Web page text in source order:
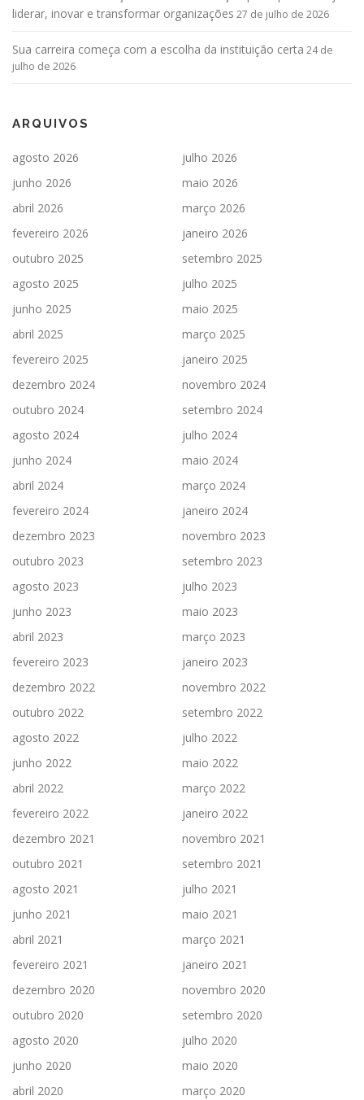
liderar, inovar e transformar organizações 27 de julho de 2026
Sua carreira começa com a escolha da instituição certa 24 de
julho de 2026
ARQUIVOS
agosto 2026
julho 2026
junho 2026
maio 2026
abril 2026
março 2026
fevereiro 2026
janeiro 2026
outubro 2025
setembro 2025
agosto 2025
julho 2025
junho 2025
maio 2025
abril 2025
março 2025
fevereiro 2025
janeiro 2025
dezembro 2024
novembro 2024
outubro 2024
setembro 2024
agosto 2024
julho 2024
junho 2024
maio 2024
abril 2024
março 2024
fevereiro 2024
janeiro 2024
dezembro 2023
novembro 2023
outubro 2023
setembro 2023
agosto 2023
julho 2023
junho 2023
maio 2023
abril 2023
março 2023
fevereiro 2023
janeiro 2023
dezembro 2022
novembro 2022
outubro 2022
setembro 2022
agosto 2022
julho 2022
junho 2022
maio 2022
abril 2022
março 2022
fevereiro 2022
janeiro 2022
dezembro 2021
novembro 2021
outubro 2021
setembro 2021
agosto 2021
julho 2021
junho 2021
maio 2021
abril 2021
março 2021
fevereiro 2021
janeiro 2021
dezembro 2020
novembro 2020
outubro 2020
setembro 2020
agosto 2020
julho 2020
junho 2020
maio 2020
abril 2020
março 2020